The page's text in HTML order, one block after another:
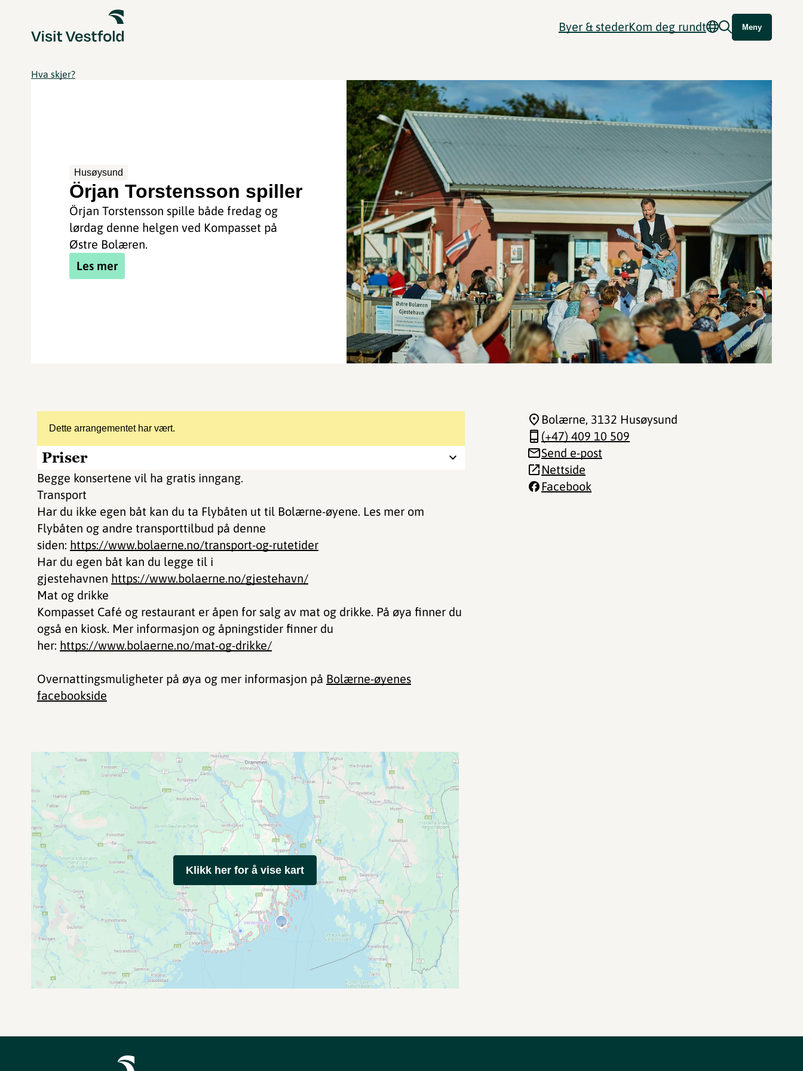
Byer & stederKom deg rundt Meny
Hva skjer?
Husøysund
Örjan Torstensson spiller
Örjan Torstensson spille både fredag og
lørdag denne helgen ved Kompasset på
Østre Bolæren.
Les mer
Dette arrangementet har vært.
Priser
Begge konsertene vil ha gratis inngang.
Transport
Har du ikke egen båt kan du ta Flybåten ut til Bolærne-øyene. Les mer om
Flybåten og andre transporttilbud på denne
siden: https://www.bolaerne.no/transport-og-rutetider
Har du egen båt kan du legge til i
gjestehavnen https://www.bolaerne.no/gjestehavn/
Mat og drikke
Kompasset Café og restaurant er åpen for salg av mat og drikke. På øya finner du
også en kiosk. Mer informasjon og åpningstider finner du
her: https://www.bolaerne.no/mat-og-drikke/
Overnattingsmuligheter på øya og mer informasjon på Bolærne-øyenes
facebookside
Bolærne, 3132 Husøysund
(+47) 409 10 509
Send e-post
Nettside
Facebook
Klikk her for å vise kart